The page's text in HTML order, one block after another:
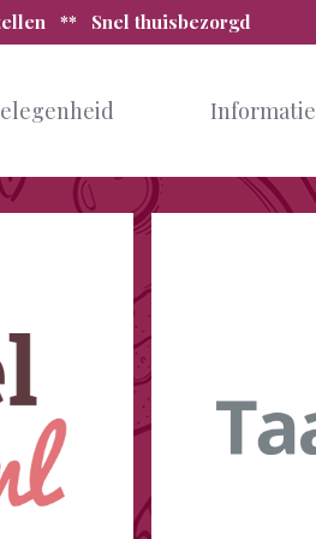
** Snel thuisbezorgd
Informatie